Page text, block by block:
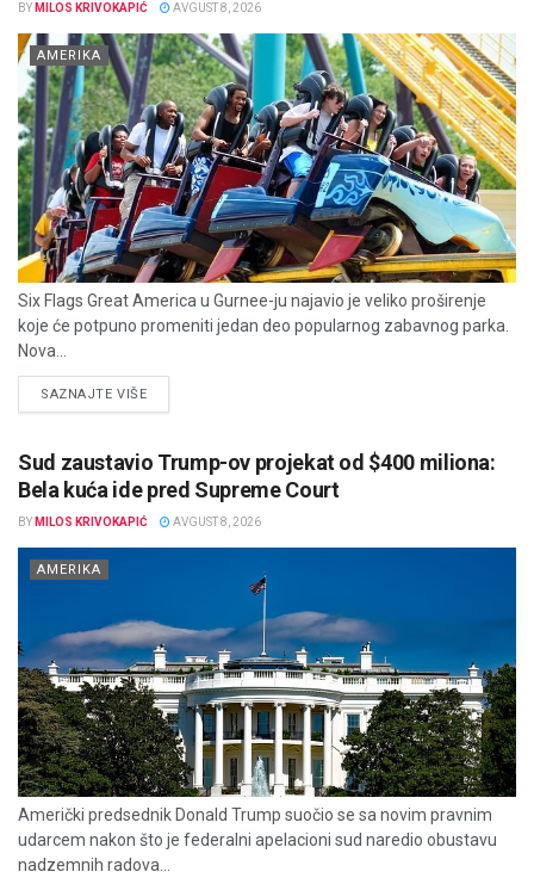
BY MILOS KRIVOKAPIĆ AVGUST 8, 2026
AMERIKA
Six Flags Great America u Gurnee-ju najavio je veliko proširenje
koje će potpuno promeniti jedan deo popularnog zabavnog parka.
Nova...
SAZNAJTE VIŠEDETAILS
Sud zaustavio Trump-ov projekat od $400 miliona:
Bela kuća ide pred Supreme Court
BY MILOS KRIVOKAPIĆ AVGUST 8, 2026
AMERIKA
Američki predsednik Donald Trump suočio se sa novim pravnim
udarcem nakon što je federalni apelacioni sud naredio obustavu
nadzemnih radova...